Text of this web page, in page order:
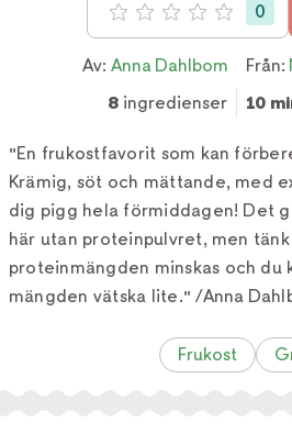
Betyg: 0 av 5 0
Av: Anna Dahlbom Från:
8 ingredienser 10
"En frukostfavorit som kan
Krämig, söt och mättande, med
dig pigg hela förmiddagen! Det
här utan proteinpulvret, men
proteinmängden minskas och du
mängden vätska lite." /Anna
Frukost